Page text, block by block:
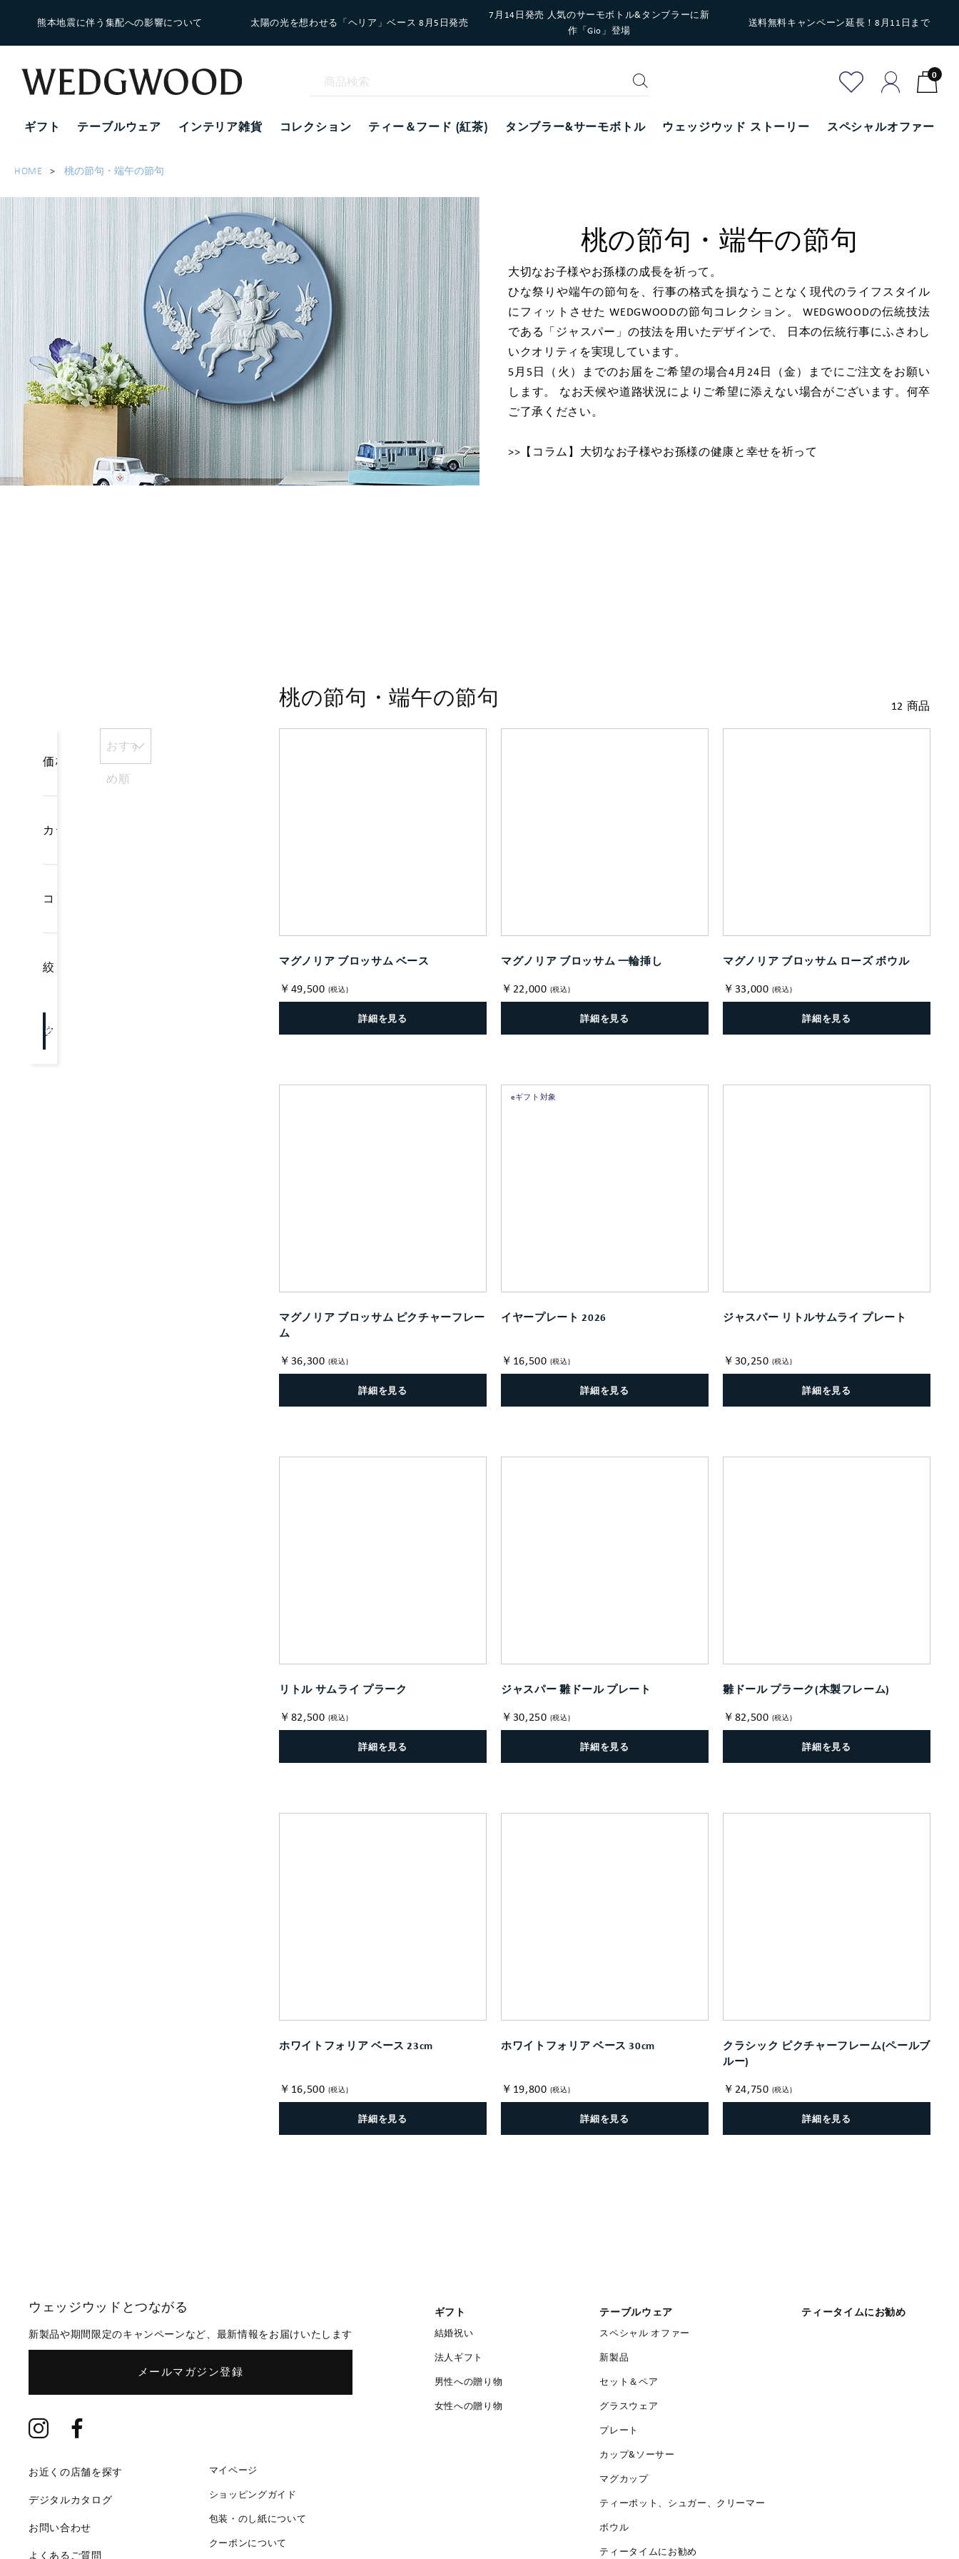
熊本地震に伴う集配への影響について 太陽の光を想わせる「ヘリア」ベース 8月5日発売
7月14日発売 人気のサーモボトル&タンブラーに新
作「Gio」登場
送料無料キャンペーン延長！8月11日まで
0
ギフト テーブルウェア インテリア雑貨 コレクション ティー＆フード (紅茶) タンブラー&サーモボトル ウェッジウッド ストーリー スペシャルオファー
HOME 桃の節句・端午の節句
桃の節句・端午の節句
大切なお子様やお孫様の成長を祈って。
ひな祭りや端午の節句を、行事の格式を損なうことなく現代のライフスタイル
にフィットさせた WEDGWOODの節句コレクション。 WEDGWOODの伝統技法
である「ジャスパー」の技法を用いたデザインで、 日本の伝統行事にふさわし
いクオリティを実現しています。
5月5日（火）までのお届をご希望の場合4月24日（金）までにご注文をお願い
します。 なお天候や道路状況によりご希望に添えない場合がございます。何卒
ご了承ください。
>>【コラム】大切なお子様やお孫様の健康と幸せを祈って
桃の節句・端午の節句 12 商品
おすす
め順
価格
カテゴリー
コレクション
絞り込み
クリア
OK
マグノリア ブロッサム ベース
￥49,500 (税込)
詳細を見る
マグノリア ブロッサム 一輪挿し
￥22,000 (税込)
詳細を見る
マグノリア ブロッサム ローズ ボウル
￥33,000 (税込)
詳細を見る
マグノリア ブロッサム ピクチャーフレー
ム
￥36,300 (税込)
詳細を見る
eギフト対象
イヤープレート 2026
￥16,500 (税込)
詳細を見る
ジャスパー リトルサムライ プレート
￥30,250 (税込)
詳細を見る
リトル サムライ プラーク
￥82,500 (税込)
詳細を見る
ジャスパー 雛ドール プレート
￥30,250 (税込)
詳細を見る
雛ドール プラーク(木製フレーム)
￥82,500 (税込)
詳細を見る
ホワイトフォリア ベース 23cm
￥16,500 (税込)
詳細を見る
ホワイトフォリア ベース 30cm
￥19,800 (税込)
詳細を見る
クラシック ピクチャーフレーム(ペールブ
ルー)
￥24,750 (税込)
詳細を見る
ギフト
結婚祝い
法人ギフト
男性への贈り物
女性への贈り物
テーブルウェア
スペシャル オファー
新製品
セット＆ペア
グラスウェア
プレート
カップ&ソーサー
マグカップ
ティーポット、シュガー、クリーマー
ボウル
ティータイムにお勧め
ティータイムにお勧め
ウェッジウッドとつながる
新製品や期間限定のキャンペーンなど、最新情報をお届けいたします
メールマガジン登録
お近くの店舗を探す
デジタルカタログ
お問い合わせ
よくあるご質問
マイページ
ショッピングガイド
包装・のし紙について
クーポンについて